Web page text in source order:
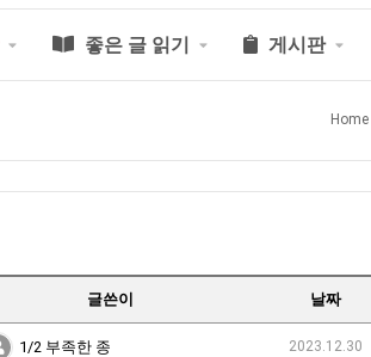
좋은 글 읽기 게시판
Home
글쓴이 날짜
1/2 부족한 종 2023.12.30